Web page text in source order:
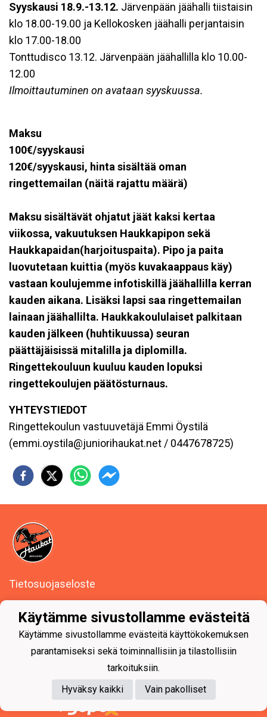
Syyskausi 18.9.-13.12. Järvenpään jäähalli tiistaisin
klo 18.00-19.00 ja Kellokosken jäähalli perjantaisin
klo 17.00-18.00
Tonttudisco 13.12. Järvenpään jäähallilla klo 10.00-
12.00
Ilmoittautuminen on avataan syyskuussa.
Maksu
100€/syyskausi
120€/syyskausi, hinta sisältää oman
ringettemailan (näitä rajattu määrä)
Maksu sisältävät ohjatut jäät kaksi kertaa
viikossa, vakuutuksen Haukkapipon sekä
Haukkapaidan(harjoituspaita). Pipo ja paita
luovutetaan kuittia (myös kuvakaappaus käy)
vastaan koulujemme infotiskillä jäähallilla kerran
kauden aikana. Lisäksi lapsi saa ringettemailan
lainaan jäähallilta. Haukkakoululaiset palkitaan
kauden jälkeen (huhtikuussa) seuran
päättäjäisissä mitalilla ja diplomilla.
Ringettekouluun kuuluu kauden lopuksi
ringettekoulujen päätösturnaus.
YHTEYSTIEDOT
Ringettekoulun vastuuvetäjä Emmi Öystilä
(emmi.oystila@juniorihaukat.net / 0447678725)
Tietosuojaseloste
Jääurheiluseura Haukat ry
Seutulantie 14, 04410 Järvenpää
Y-tunnus: 0494623-1
Käytämme sivustollamme evästeitä
Käytämme sivustollamme evästeitä käyttökokemuksen
parantamiseksi sekä toiminnallisiin ja tilastollisiin
tarkoituksiin.
Hyväksy kaikki
Vain pakolliset